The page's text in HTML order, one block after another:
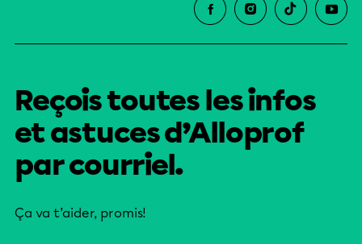
Reçois toutes les infos
et astuces d’Alloprof
par courriel.
Ça va t’aider, promis!